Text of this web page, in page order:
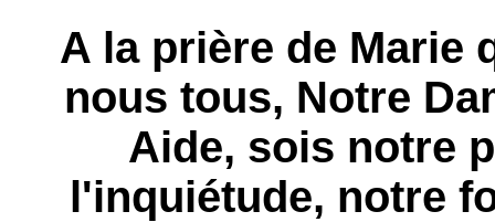
A la prière de Marie
nous tous, Notre
Aide, sois notre
l'inquiétude, notre